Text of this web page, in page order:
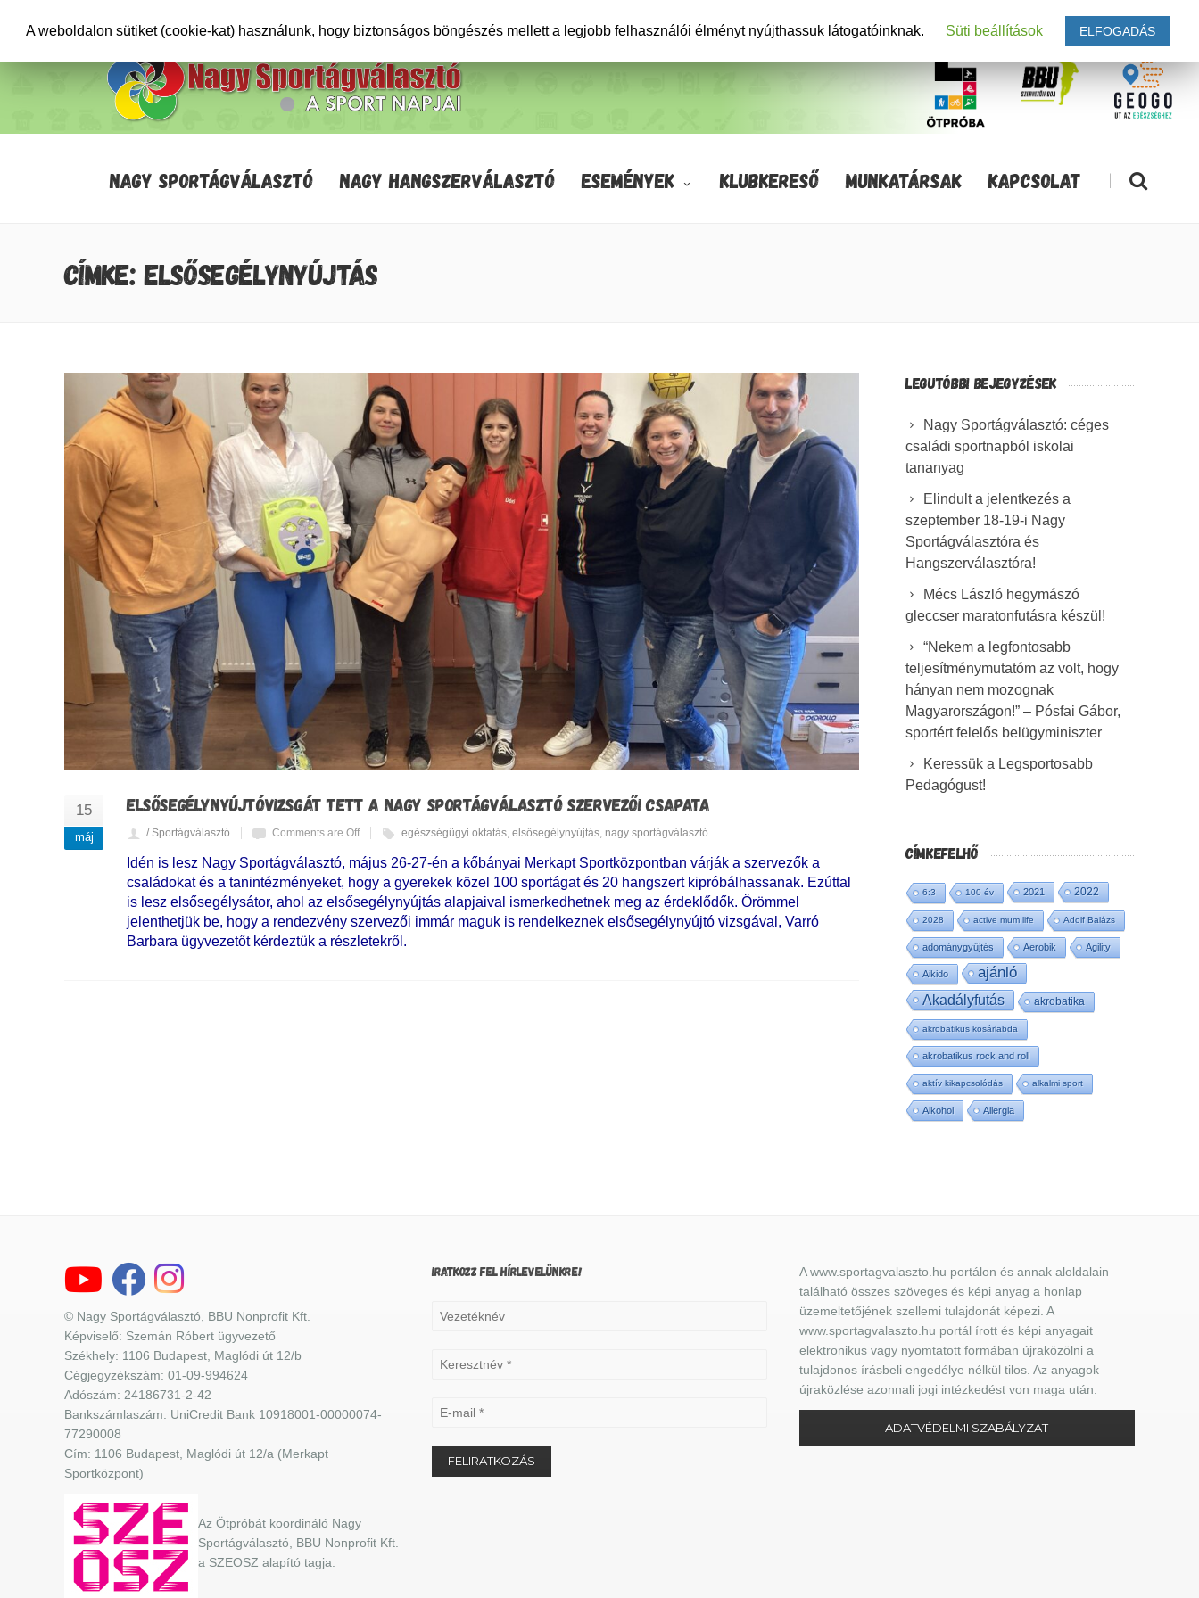
NAGY SPORTÁGVÁLASZTÓ NAGY HANGSZERVÁLASZTÓ ESEMÉNYEK KLUBKERESŐ MUNKATÁRSAK KAPCSOLAT |
CÍMKE: ELSŐSEGÉLYNYÚJTÁS
15
máj
ELSŐSEGÉLYNYÚJTÓVIZSGÁT TETT A NAGY SPORTÁGVÁLASZTÓ SZERVEZŐI CSAPATA
/ Sportágválasztó Comments are Off egészségügyi oktatás elsősegélynyújtás nagy sportágválasztó
Idén is lesz Nagy Sportágválasztó, május 26-27-én a kőbányai Merkapt Sportközpontban várják a szervezők a
családokat és a tanintézményeket, hogy a gyerekek közel 100 sportágat és 20 hangszert kipróbálhassanak. Ezúttal
is lesz elsősegélysátor, ahol az elsősegélynyújtás alapjaival ismerkedhetnek meg az érdeklődők. Örömmel
jelenthetjük be, hogy a rendezvény szervezői immár maguk is rendelkeznek elsősegélynyújtó vizsgával, Varró
Barbara ügyvezetőt kérdeztük a részletekről.
LEGUTÓBBI BEJEGYZÉSEK
Nagy Sportágválasztó: céges
családi sportnapból iskolai
tananyag
Elindult a jelentkezés a
szeptember 18-19-i Nagy
Sportágválasztóra és
Hangszerválasztóra!
Mécs László hegymászó
gleccser maratonfutásra készül!
“Nekem a legfontosabb
teljesítménymutatóm az volt, hogy
hányan nem mozognak
Magyarországon!” – Pósfai Gábor,
sportért felelős belügyminiszter
Keressük a Legsportosabb
Pedagógust!
CÍMKEFELHŐ
6:3 100 év 2021 2022
2028 active mum life Adolf Balázs
adománygyűjtés Aerobik Agility
Aikido ajánló
Akadályfutás akrobatika
akrobatikus kosárlabda
akrobatikus rock and roll
aktív kikapcsolódás alkalmi sport
Alkohol Allergia
© Nagy Sportágválasztó, BBU Nonprofit Kft.
Képviselő: Szemán Róbert ügyvezető
Székhely: 1106 Budapest, Maglódi út 12/b
Cégjegyzékszám: 01-09-994624
Adószám: 24186731-2-42
Bankszámlaszám: UniCredit Bank 10918001-00000074-
77290008
Cím: 1106 Budapest, Maglódi út 12/a (Merkapt
Sportközpont)
Az Ötpróbát koordináló Nagy
Sportágválasztó, BBU Nonprofit Kft.
a SZEOSZ alapító tagja.
IRATKOZZ FEL HÍRLEVELÜNKRE!
A www.sportagvalaszto.hu portálon és annak aloldalain
található összes szöveges és képi anyag a honlap
üzemeltetőjének szellemi tulajdonát képezi. A
www.sportagvalaszto.hu portál írott és képi anyagait
elektronikus vagy nyomtatott formában újraközölni a
tulajdonos írásbeli engedélye nélkül tilos. Az anyagok
újraközlése azonnali jogi intézkedést von maga után.
ADATVÉDELMI SZABÁLYZAT
A weboldalon sütiket (cookie-kat) használunk, hogy biztonságos böngészés mellett a legjobb felhasználói élményt nyújthassuk látogatóinknak. Süti beállítások ELFOGADÁS